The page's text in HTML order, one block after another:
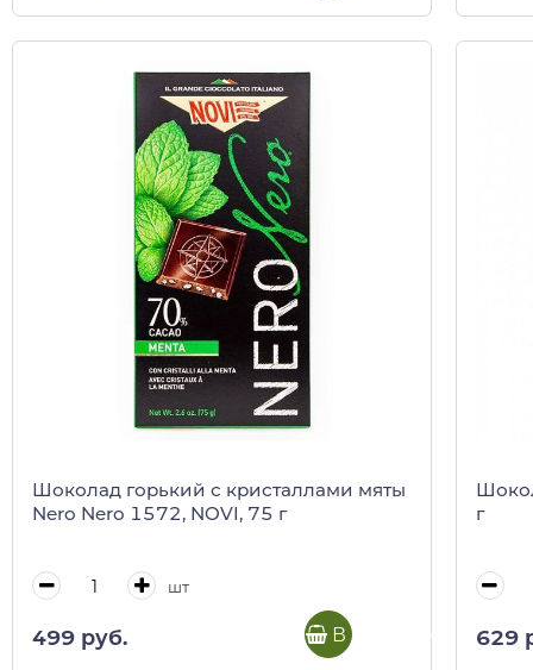
Шоколад горький с кристаллами мяты
Nero Nero 1572, NOVI, 75 г
шт
499 руб. В корзину
г
629